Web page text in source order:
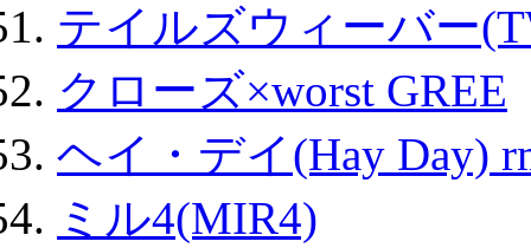
テイルズウィーバー
クローズ×worst GREE
ヘイ・デイ(Hay Day)
ミル4(MIR4)